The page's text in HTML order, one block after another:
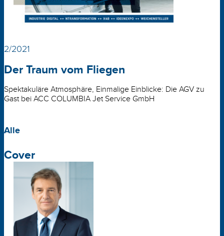
2/2021
Der Traum vom Fliegen
Spektakuläre Atmosphäre, Einmalige Einblicke: Die AGV zu
Gast bei ACC COLUMBIA Jet Service GmbH
Alle
Cover